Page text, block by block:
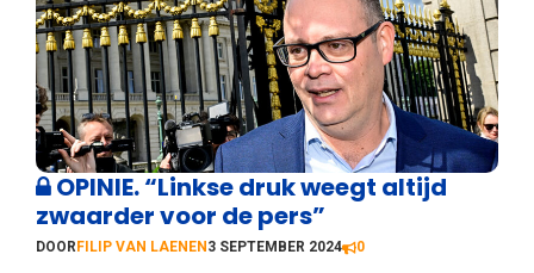
OPINIE. “Linkse druk weegt altijd
zwaarder voor de pers”
DOOR FILIP VAN LAENEN 3 SEPTEMBER 2024 0